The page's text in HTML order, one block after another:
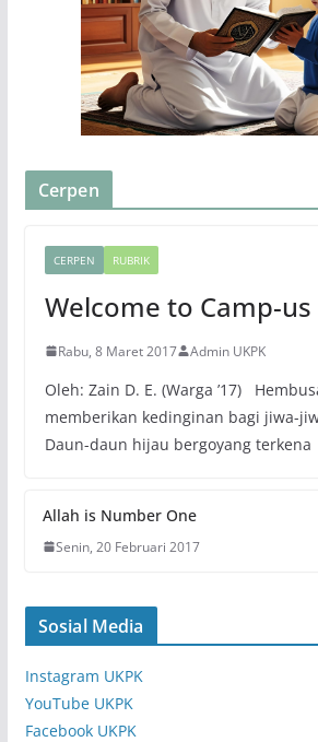
Cerpen
CERPEN RUBRIK
Welcome to Camp-us
Rabu, 8 Maret 2017 Admin UKPK
Oleh: Zain D. E. (Warga ’17)
memberikan kedinginan bagi jiwa-
Daun-daun hijau bergoyang terkena
Allah is Number One
Senin, 20 Februari 2017
Sosial Media
Instagram UKPK
YouTube UKPK
Facebook UKPK